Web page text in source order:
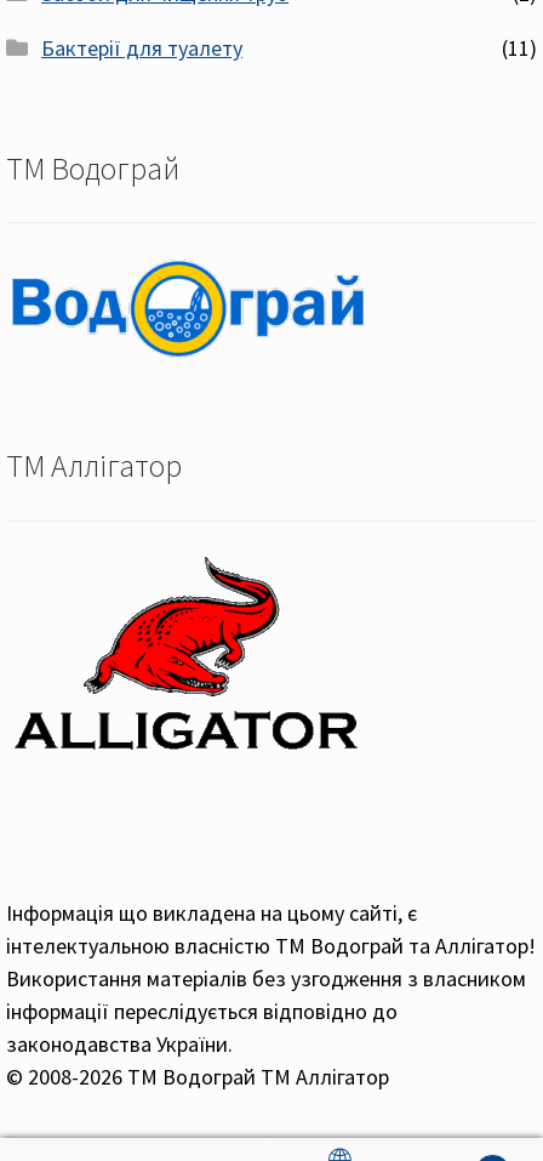
Бактерії для туалету
(11)
ТМ Водограй
ТМ Аллігатор
Інформація що викладена на цьому сайті, є
інтелектуальною власністю ТМ Водограй та Аллігатор!
Використання матеріалів без узгодження з власником
інформації переслідується відповідно до
законодавства України.
© 2008-2026 ТМ Водограй ТМ Аллігатор